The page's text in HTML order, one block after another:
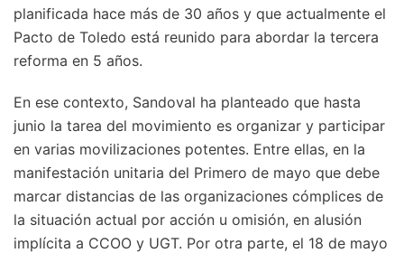
planificada hace más de 30 años y que actualmente el
Pacto de Toledo está reunido para abordar la tercera
reforma en 5 años.
En ese contexto, Sandoval ha planteado que hasta
junio la tarea del movimiento es organizar y participar
en varias movilizaciones potentes. Entre ellas, en la
manifestación unitaria del Primero de mayo que debe
marcar distancias de las organizaciones cómplices de
la situación actual por acción u omisión, en alusión
implícita a CCOO y UGT. Por otra parte, el 18 de mayo